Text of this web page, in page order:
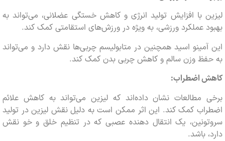
با افزایش تولید انرژی و کاهش خستگی عضلانی، می‌تواند به
عملکرد ورزشی، به ویژه در ورزش‌های استقامتی کمک کند.
اسید همچنین در متابولیسم چربی‌ها نقش دارد و می‌تواند
وزن سالم و کاهش چربی بدن کمک کند.
اضطراب:
مطالعات نشان داده‌اند که لیزین می‌تواند به کاهش علائم
کمک کند. این اثر ممکن است به دلیل نقش لیزین در تولید
یک انتقال دهنده عصبی که در تنظیم خلق و خو نقش
باشد.